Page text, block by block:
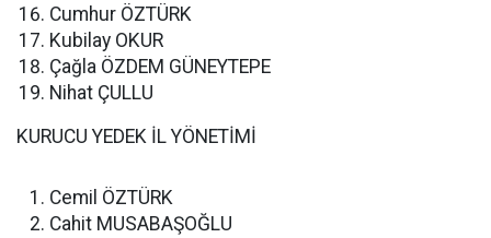
Cumhur ÖZTÜRK
Kubilay OKUR
Çağla ÖZDEM GÜNEYTEPE
Nihat ÇULLU
KURUCU YEDEK İL YÖNETİMİ
Cemil ÖZTÜRK
Cahit MUSABAŞOĞLU